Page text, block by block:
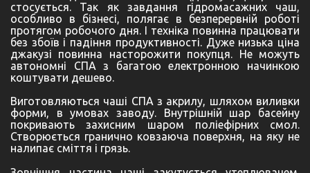
стосується. Так як завдання гідромасажних чаш,
особливо в бізнесі, полягає в безперервній роботі
протягом робочого дня. І техніка повинна працювати
без збоїв і падіння продуктивності. Дуже низька ціна
джакузі повинна насторожити покупця. Не можуть
автономні СПА з багатою електронною начинкою
коштувати дешево.
Виготовляються чаші СПА з акрилу, шляхом виливки
форми, в умовах заводу. Внутрішній шар басейну
покривають захисним шаром поліефірних смол.
Створюється гранично ковзаюча поверхня, на яку не
налипає сміття і грязь.